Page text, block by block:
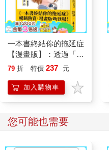
一本書終結你的拖延症
【漫畫版】：透過「小
行動」打開大腦的行動
「行動派」的37個科
學方法
79 折 特價 237 元
加入購物車
您可能也需要